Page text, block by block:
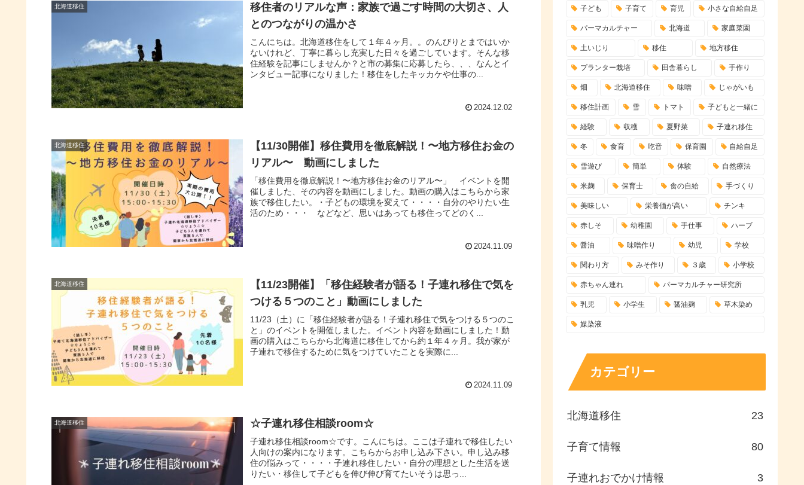
北海道移住
移住者のリアルな声：家族で過ごす時間の大切さ、人
とのつながりの温かさ
こんにちは。北海道移住をして１年４ヶ月。。のんびりとまではいか
ないけれど、丁寧に暮らし充実した日々を過ごしています。そんな移
住経験を記事にしませんか？と市の募集に応募したら、、、なんとイ
ンタビュー記事になりました！移住をしたキッカケや仕事の...
2024.12.02
北海道移住
【11/30開催】移住費用を徹底解説！〜地方移住お金の
リアル〜 動画にしました
「移住費用を徹底解説！〜地方移住お金のリアル〜」 イベントを開
催しました、その内容を動画にしました。動画の購入はこちらから家
族で移住したい。・子どもの環境を変えて・・・・自分のやりたい生
活のため・・・ などなど、思いはあっても移住ってどのく...
2024.11.09
北海道移住
【11/23開催】「移住経験者が語る！子連れ移住で気を
つける５つのこと」動画にしました
11/23（土）に「移住経験者が語る！子連れ移住で気をつける５つのこ
と」のイベントを開催しました。イベント内容を動画にしました！動
画の購入はこちらから北海道に移住してから約１年４ヶ月。我が家が
子連れで移住するために気をつけていたことを実際に...
2024.11.09
北海道移住 ☆子連れ移住相談room☆
子連れ移住相談room☆です。こんにちは。ここは子連れで移住したい
人向けの案内になります。こちらからお申し込み下さい。申し込み移
住の悩みって・・・・子連れ移住したい・自分の理想とした生活を送
りたい・移住して子どもを伸び伸び育てたいそうは思っ...
子ども 子育て 育児 小さな自給自足
パーマカルチャー 北海道 家庭菜園
土いじり 移住 地方移住
プランター栽培 田舎暮らし 手作り
畑 北海道移住 味噌 じゃがいも
移住計画 雪 トマト 子どもと一緒に
経験 収穫 夏野菜 子連れ移住
冬 食育 吃音 保育園 自給自足
雪遊び 簡単 体験 自然療法
米麹 保育士 食の自給 手づくり
美味しい 栄養価が高い チンキ
赤しそ 幼稚園 手仕事 ハーブ
醤油 味噌作り 幼児 学校
関わり方 みそ作り ３歳 小学校
赤ちゃん連れ パーマカルチャー研究所
乳児 小学生 醤油麹 草木染め
媒染液
カテゴリー
北海道移住 23
子育て情報 80
子連れおでかけ情報 3